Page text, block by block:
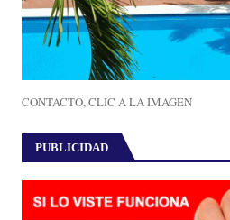
CONTACTO, CLIC A LA IMAGEN
PUBLICIDAD